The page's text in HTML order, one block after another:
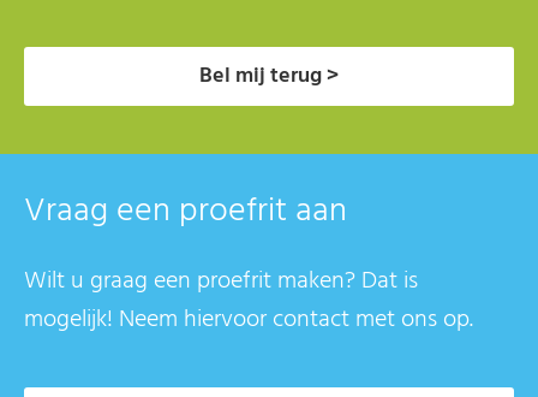
Bel mij terug >
Vraag een proefrit aan
Wilt u graag een proefrit maken? Dat is
mogelijk! Neem hiervoor contact met ons op.